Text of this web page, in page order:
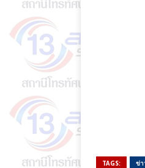
TAGS: ข่า